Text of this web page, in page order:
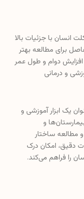
انسان با جزئیات بالا
برای مطالعه بهتر
و درمانی
یک ابزار آموزشی و
و
مطالعه ساختار
دقیق، امکان درک
را فراهم می‌کند.